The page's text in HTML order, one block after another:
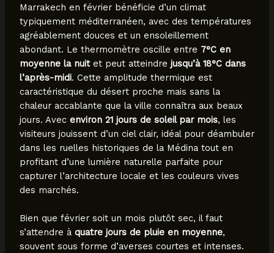
Marrakech en février bénéficie d’un climat
typiquement méditerranéen, avec des températures
agréablement douces et un ensoleillement
abondant. Le thermomètre oscille entre 7°C en
moyenne la nuitet peut atteindre jusqu’à 18°C dans
l’après-midi. Cette amplitude thermique est
caractéristique du désert proche mais sans la
chaleur accablante que la ville connaîtra aux beaux
jours. Avec environ 21 jours de soleil par mois, les
visiteurs jouissent d’un ciel clair, idéal pour déambuler
dans les ruelles historiques de la Médina tout en
profitant d’une lumière naturelle parfaite pour
capturer l’architecture locale et les couleurs vives
des marchés.
Bien que février soit un mois plutôt sec, il faut
s’attendre à quatre jours de pluie en moyenne,
souvent sous forme d’averses courtes et intenses.